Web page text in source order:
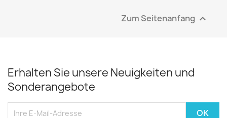
Zum Seitenanfang 
Erhalten Sie unsere Neuigkeiten und
Sonderangebote